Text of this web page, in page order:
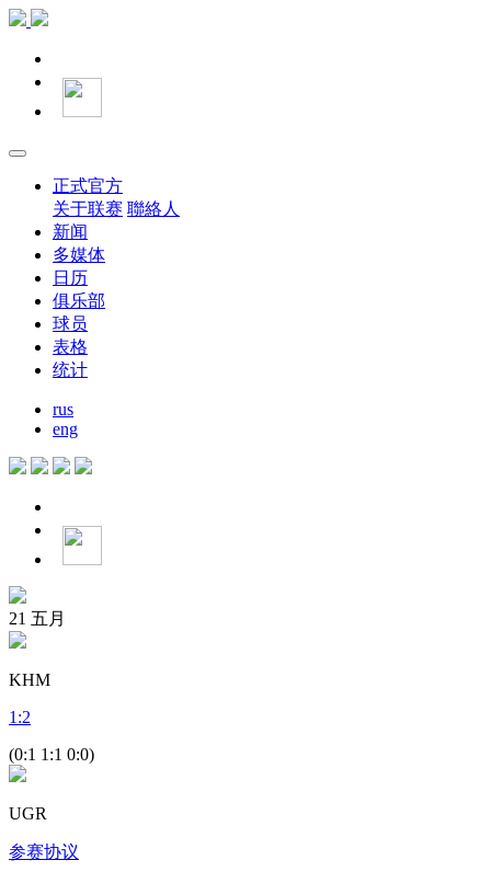
正式官方
关于联赛 聯絡人
新闻
多媒体
日历
俱乐部
球员
表格
统计
rus
eng
21 五月
KHM
1 :2
(0:1 1:1 0:0)
UGR
参赛协议